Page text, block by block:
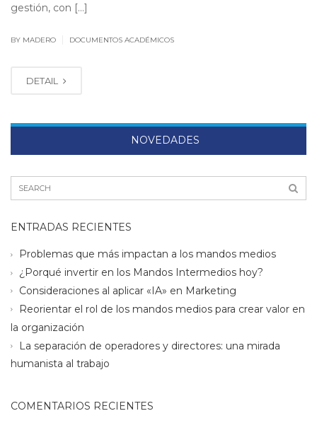
gestión, con […]
BY MADERO DOCUMENTOS ACADÉMICOS
DETAIL
NOVEDADES
ENTRADAS RECIENTES
Problemas que más impactan a los mandos medios
¿Porqué invertir en los Mandos Intermedios hoy?
Consideraciones al aplicar «IA» en Marketing
Reorientar el rol de los mandos medios para crear valor en
la organización
La separación de operadores y directores: una mirada
humanista al trabajo
COMENTARIOS RECIENTES